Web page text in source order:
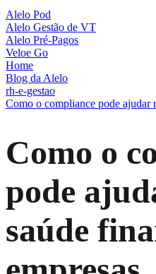
Alelo Pod
Alelo Gestão de VT
Alelo Pré-Pagos
Veloe Go
Home
Blog da Alelo
rh-e-gestao
Como o compliance pode ajudar
Como o
pode
saúde